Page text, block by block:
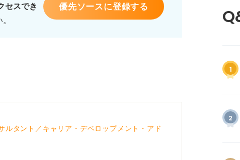
グラマーへの道が開けるのでしょうか？
セスでき
優先ソースに登録する
ルタント／キャリア・デベロップメント・アド
1
2